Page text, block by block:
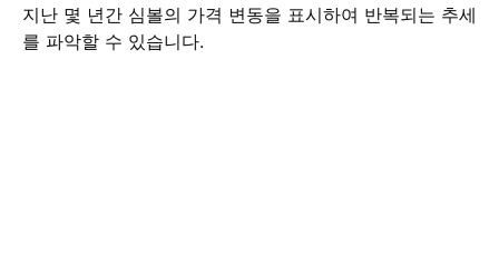
지난 몇 년간 심볼의 가격 변동을 표시하여 반복되는 추세
를 파악할 수 있습니다.